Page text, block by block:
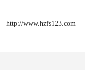
http://www.hzfs123.com